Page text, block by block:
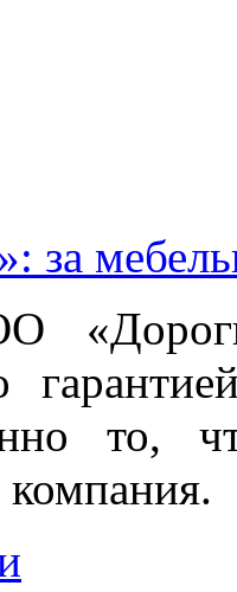
за
то,
компания.